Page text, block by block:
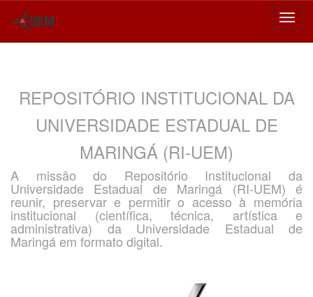
REPOSITÓRIO INSTITUCIONAL DA
UNIVERSIDADE ESTADUAL DE
MARINGÁ (RI-UEM)
A missão do Repositório Institucional da
Universidade Estadual de Maringá (RI-UEM) é
reunir, preservar e permitir o acesso à memória
institucional (científica, técnica, artística e
administrativa) da Universidade Estadual de
Maringá em formato digital.